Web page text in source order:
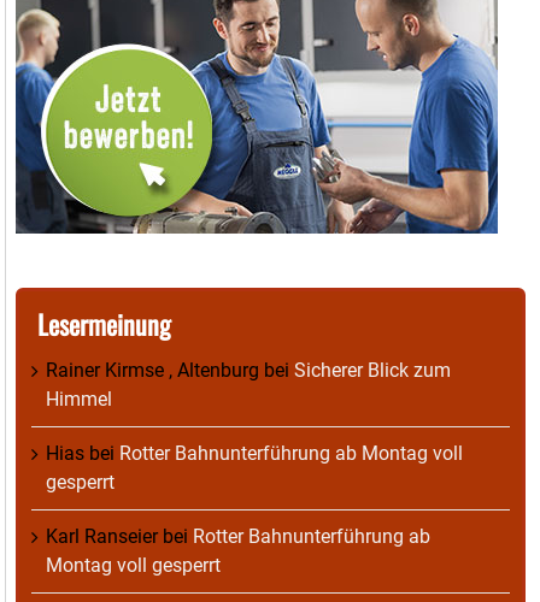
Lesermeinung
Rainer Kirmse , Altenburg bei Sicherer Blick zum
Himmel
Hias bei Rotter Bahnunterführung ab Montag voll
gesperrt
Karl Ranseierbei Rotter Bahnunterführung ab
Montag voll gesperrt